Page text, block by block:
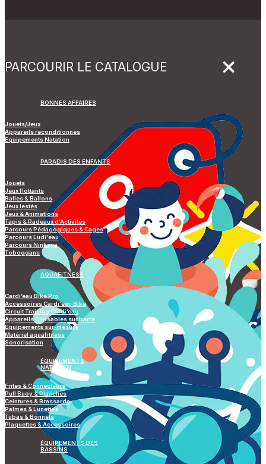
PARCOURIR LE CATALOGUE
BONNES AFFAIRES
Jouets/Jeux
Appareils reconditionnés
Equipements Natation
PARADIS DES ENFANTS
Jouets
Jeux flottants
Balles & Ballons
Jeux lestés
Jeux & Animations
Tapis & Radeaux d’Activités
Parcours Pédagogiques & Cages
Parcours Ludi'eau
Parcours Ninkaya
Toboggans
AQUAFITNESS
Cardi’eau Bike Pro
Accessoires Cardi'eau Bike
Circuit Training Cardi’eau
Appareils Clipsables sur barre
Equipements sur-mesure
Matériel aquafitness
Sonorisation
ÉQUIPEMENTS
NATATION
Frites & Connecteurs
Pull Buoy & Planches
Ceintures & Brassards
Palmes & Lunettes
Tubas & Bonnets
Plaquettes & Accessoires
ÉQUIPEMENTS DES
BASSINS